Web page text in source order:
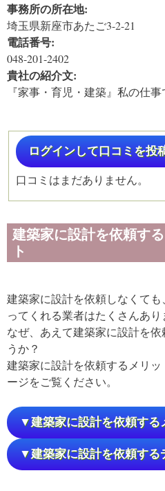
事務所の所在地:
埼玉県新座市あたご3-2-21
電話番号:
048-201-2402
貴社の紹介文:
『家事・育児・建築』私の仕
ログインして口コミを投
口コミはまだありません。
建築家に設計を依頼す
ト
建築家に設計を依頼しなくて
ってくれる業者はたくさんあり
なぜ、あえて建築家に設計を
うか？
建築家に設計を依頼するメリ
ージをご覧ください。
▼建築家に設計を依頼する
▼建築家に設計を依頼する